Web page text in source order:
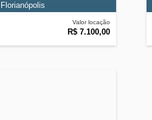
Valor locação
R$ 7.100,00